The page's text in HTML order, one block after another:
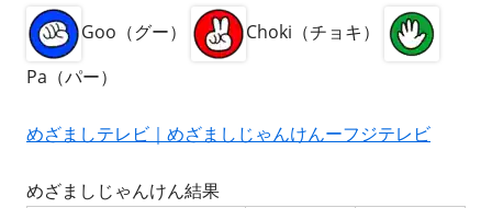
Goo（グー）
Choki（チョキ）
Pa（パー）
めざましテレビ｜めざましじゃんけんーフジテレビ
めざましじゃんけん結果